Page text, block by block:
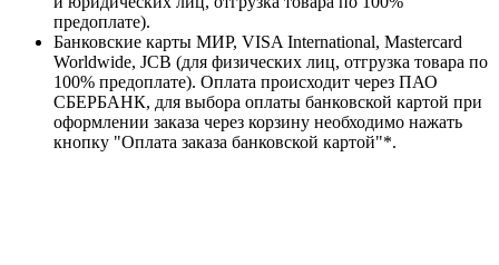
предоплате).
Банковские карты МИР, VISA International, Mastercard
Worldwide, JCB (для физических лиц, отгрузка товара по
100% предоплате). Оплата происходит через ПАО
СБЕРБАНК, для выбора оплаты банковской картой при
оформлении заказа через корзину необходимо нажать
кнопку "Оплата заказа банковской картой"*.